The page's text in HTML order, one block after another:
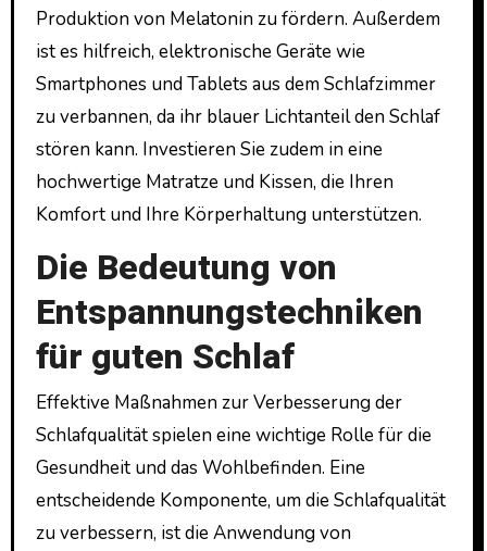
Produktion von Melatonin zu fördern. Außerdem
ist es hilfreich, elektronische Geräte wie
Smartphones und Tablets aus dem Schlafzimmer
zu verbannen, da ihr blauer Lichtanteil den Schlaf
stören kann. Investieren Sie zudem in eine
hochwertige Matratze und Kissen, die Ihren
Komfort und Ihre Körperhaltung unterstützen.
Die Bedeutung von
Entspannungstechniken
für guten Schlaf
Effektive Maßnahmen zur Verbesserung der
Schlafqualität spielen eine wichtige Rolle für die
Gesundheit und das Wohlbefinden. Eine
entscheidende Komponente, um die Schlafqualität
zu verbessern, ist die Anwendung von